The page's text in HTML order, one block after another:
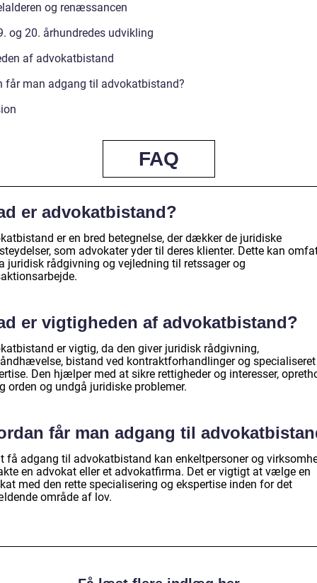
og renæssancen
og 20. århundredes udvikling
af advokatbistand
får man adgang til advokatbistand?
FAQ
er advokatbistand?
er en bred betegnelse, der dækker de juridiske
som advokater yder til deres klienter. Dette kan
juridisk rådgivning og vejledning til retssager og
er vigtigheden af advokatbistand?
er vigtig, da den giver juridisk rådgivning,
bistand ved kontraktforhandlinger og specialiseret
Den hjælper med at sikre rettigheder og interesser,
orden og undgå juridiske problemer.
får man adgang til
få adgang til advokatbistand kan enkeltpersoner og
en advokat eller et advokatfirma. Det er vigtigt at vælge en
med den rette specialisering og ekspertise inden for det
område af lov.